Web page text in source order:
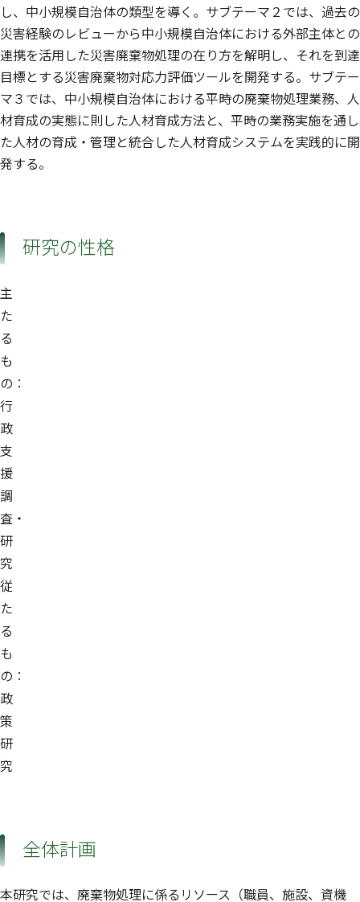
し、中小規模自治体の類型を導く。サブテーマ２では、過去の
災害経験のレビューから中小規模自治体における外部主体との
連携を活用した災害廃棄物処理の在り方を解明し、それを到達
目標とする災害廃棄物対応力評価ツールを開発する。サブテー
マ３では、中小規模自治体における平時の廃棄物処理業務、人
材育成の実態に則した人材育成方法と、平時の業務実施を通し
た人材の育成・管理と統合した人材育成システムを実践的に開
発する。
研究の性格
主
た
る
も
の：
行
政
支
援
調
査・
研
究
従
た
る
も
の：
政
策
研
究
全体計画
本研究では、廃棄物処理に係るリソース（職員、施設、資機